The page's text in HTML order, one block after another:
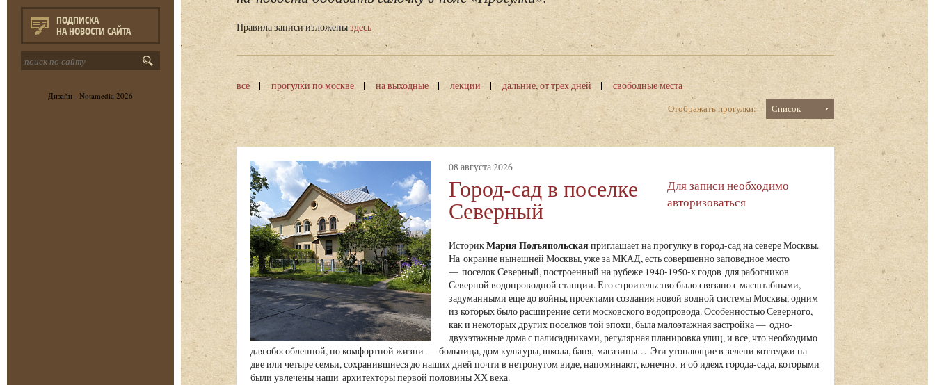
ПОДПИСКА
НА НОВОСТИ САЙТА
Дизайн - Notamedia 2026
Правила записи изложеныздесь
все прогулки по москве на выходные лекции дальние, от трех дней
свободные места
Отображать прогулки:
Список
08 августа 2026
Город-сад в поселке
Северный
Для записи необходимо
авторизоваться
ИсторикМария Подъяпольская приглашает на прогулку в город-сад на севере Москвы.
На окраине нынешней Москвы, уже за МКАД, есть совершенно заповедное место
— поселок Северный, построенный на рубеже 1940-1950-х годов для работников
Северной водопроводной станции. Его строительство было связано с масштабными,
задуманными еще до войны, проектами создания новой водной системы Москвы, одним
из которых было расширение сети московского водопровода. Особенностью Северного,
как и некоторых других поселков той эпохи, была малоэтажная застройка — одно-
двухэтажные дома с палисадниками, регулярная планировка улиц, и все, что необходимо
для обособленной, но комфортной жизни — больница, дом культуры, школа, баня, магазины… Эти утопающие в зелени коттеджи на
две или четыре семьи, сохранившиеся до наших дней почти в нетронутом виде, напоминают, конечно, и об идеях города-сада, которыми
были увлечены наши архитекторы первой половины ХХ века.